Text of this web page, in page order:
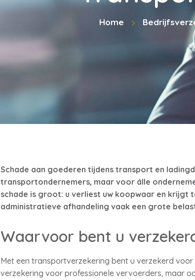
Home
Schade aan goederen tijdens transport en
transportondernemers, maar voor álle
schade is groot: u verliest uw koopwaar en krijgt
administratieve afhandeling vaak een grote
Waarvoor bent u
Met een transportverzekering bent u verzekerd
verzekering voor professionele vervoerders, maar